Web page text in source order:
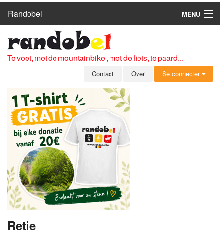
Randobel
MENU
ROUTES
CLUBS
OVER
LEDEN
ZICH AANMELDEN
GRATIS REGISTRATIE
WACHTWOORD VERGETEN
Te voet, met de mountainbike , met de fiets, te paard...
Contact Over Se connecter
Retie